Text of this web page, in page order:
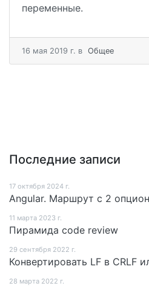
Последние записи
17 октября 2024 г.
Angular. Маршрут c 2
11 мартa 2023 г.
Пирамида code review
29 сентября 2022 г.
Конвертировать LF в CRLF
28 мартa 2022 г.
переменные.
16 мая 2019 г. в Общее